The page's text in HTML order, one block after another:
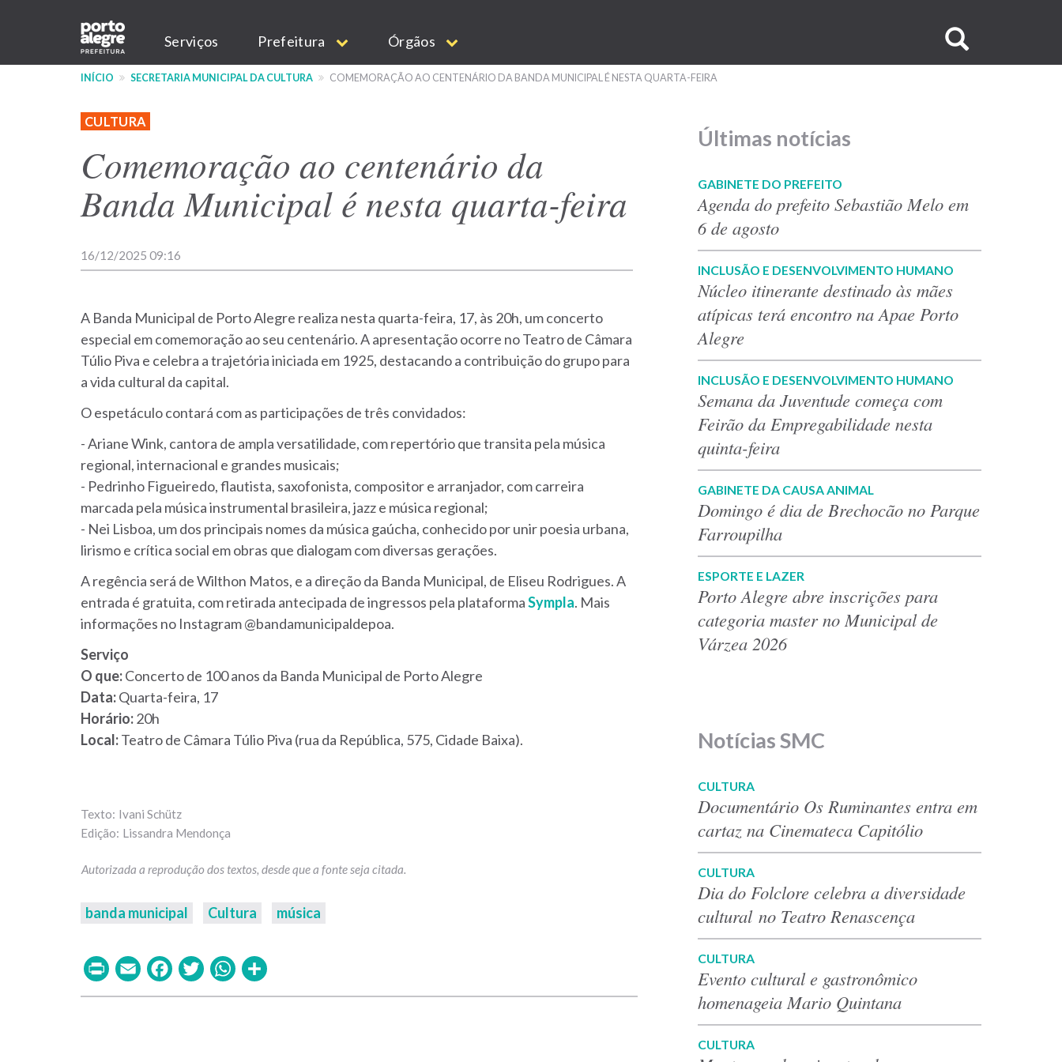
conteúdo
Main
navigation
Serviços Prefeitura Órgãos
no
INÍCIO SECRETARIA MUNICIPAL DA CULTURA COMEMORAÇÃO AO CENTENÁRIO DA BANDA MUNICIPAL É NESTA QUARTA-FEIRA
CULTURA
Comemoração ao centenário da
Banda Municipal é nesta quarta-feira
16/12/2025 09:16
A Banda Municipal de Porto Alegre realiza nesta quarta-feira, 17, às 20h, um concerto
especial em comemoração ao seu centenário. A apresentação ocorre no Teatro de Câmara
Túlio Piva e celebra a trajetória iniciada em 1925, destacando a contribuição do grupo para
a vida cultural da capital.
O espetáculo contará com as participações de três convidados:
- Ariane Wink, cantora de ampla versatilidade, com repertório que transita pela música
regional, internacional e grandes musicais;
- Pedrinho Figueiredo, flautista, saxofonista, compositor e arranjador, com carreira
marcada pela música instrumental brasileira, jazz e música regional;
- Nei Lisboa, um dos principais nomes da música gaúcha, conhecido por unir poesia urbana,
lirismo e crítica social em obras que dialogam com diversas gerações.
A regência será de Wilthon Matos, e a direção da Banda Municipal, de Eliseu Rodrigues. A
entrada é gratuita, com retirada antecipada de ingressos pela plataformaSympla. Mais
informações no Instagram @bandamunicipaldepoa.
Serviço
O que:Concerto de 100 anos da Banda Municipal de Porto Alegre
Data:Quarta-feira, 17
Horário:20h
Local:Teatro de Câmara Túlio Piva (rua da República, 575, Cidade Baixa).
Ivani Schütz
Lissandra Mendonça
banda municipal Cultura música
PrintEmailFacebook
TwitterWhatsApp
Últimas notícias
GABINETE DO PREFEITO
Agenda do prefeito Sebastião Melo em
6 de agosto
INCLUSÃO E DESENVOLVIMENTO HUMANO
Núcleo itinerante destinado às mães
atípicas terá encontro na Apae Porto
Alegre
INCLUSÃO E DESENVOLVIMENTO HUMANO
Semana da Juventude começa com
Feirão da Empregabilidade nesta
quinta-feira
GABINETE DA CAUSA ANIMAL
Domingo é dia de Brechocão no Parque
Farroupilha
ESPORTE E LAZER
Porto Alegre abre inscrições para
categoria master no Municipal de
Várzea 2026
Notícias SMC
CULTURA
Documentário Os Ruminantes entra em
cartaz na Cinemateca Capitólio
CULTURA
Dia do Folclore celebra a diversidade
cultural no Teatro Renascença
CULTURA
Evento cultural e gastronômico
homenageia Mario Quintana
CULTURA